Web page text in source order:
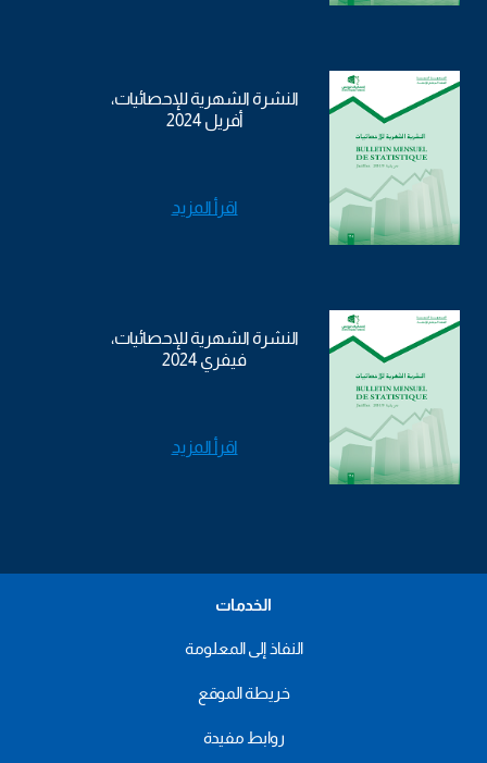
النشرة الشهرية للإحصائيات،
أفريل 2024
اقرأ المزيد
النشرة الشهرية للإحصائيات،
فيفري 2024
اقرأ المزيد
الخدمات
النفاذ إلى المعلومة
خريطة الموقع
روابط مفيدة